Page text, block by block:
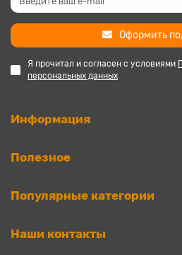
Оформить
Я прочитал и согласен с условиями
персональных данных
Информация
Полезное
Популярные категории
Наши контакты